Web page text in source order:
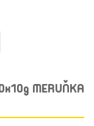
MERUŇKA